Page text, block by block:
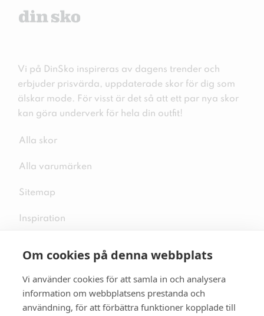
Om cookies på denna webbplats
Vi använder cookies för att samla in och analysera
information om webbplatsens prestanda och
användning, för att förbättra funktioner kopplade till
Vi på DinSko inspireras av dagens trender och
erbjuder prisvärda, uppdaterade skor för dig som
älskar mode. För visst är det så att ett par nya skor
kan göra underverk för hela din outfit!
Alla skor
Alla varumärken
Sitemap
Inspiration
Följ oss på sociala medier